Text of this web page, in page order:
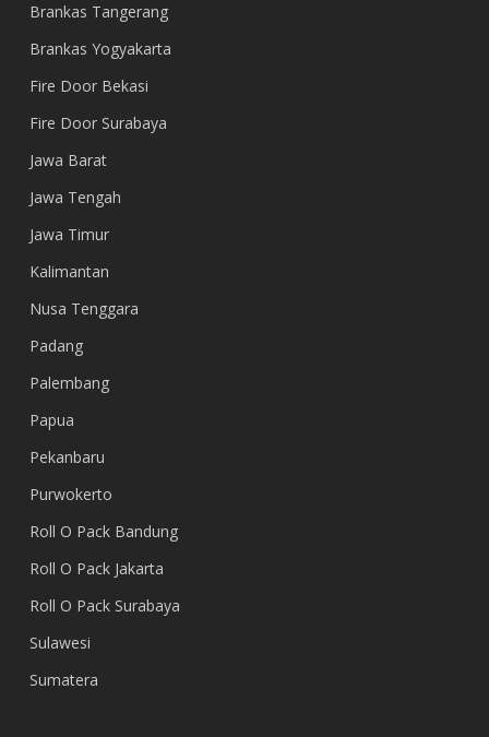
Brankas Tangerang
Brankas Yogyakarta
Fire Door Bekasi
Fire Door Surabaya
Jawa Barat
Jawa Tengah
Jawa Timur
Kalimantan
Nusa Tenggara
Padang
Palembang
Papua
Pekanbaru
Purwokerto
Roll O Pack Bandung
Roll O Pack Jakarta
Roll O Pack Surabaya
Sulawesi
Sumatera